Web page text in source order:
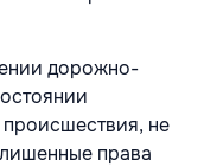
дорожно-
не
права